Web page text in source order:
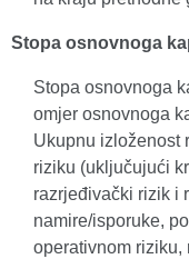
Stopa osnovnoga
Stopa osnovnoga
omjer osnovnoga
Ukupnu izloženost
riziku (uključujući
razrjeđivački rizik i
namire/isporuke,
operativnom riziku,